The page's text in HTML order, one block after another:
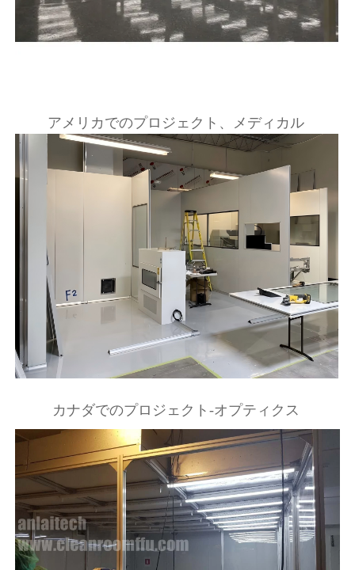
アメリカでのプロジェクト、メディカル
カナダでのプロジェクト-オプティクス